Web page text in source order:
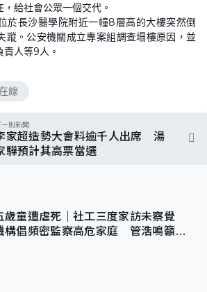
給社會公眾一個交代。
於長沙醫學院附近一幢8層高的大樓突然倒
蹤。公安機關成立專案組調查塌樓原因，並
人等9人。
線
一則新聞
家超造勢大會料逾千人出席 湯
驊預計其高票當選
歲童遭虐死｜社工三度家訪未察覺
構倡頻密監察高危家庭 管浩鳴籲加